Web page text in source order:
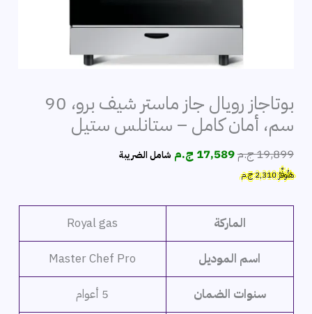
بوتاجاز رويال جاز ماستر شيف برو، 90
سم، أمان كامل – ستانلس ستيل
19,899ج.مالسعر
17,589 ج.م السعر
شامل الضريبة
هَتُوفِّرُ2,310ج.م
الماركة Royal gas
اسم الموديل Master Chef Pro
سنوات الضمان 5 أعوام